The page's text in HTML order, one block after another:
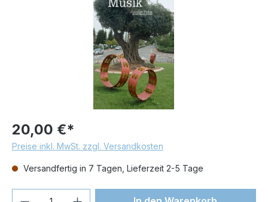
20,00 €*
Preise inkl. MwSt. zzgl. Versandkosten
Versandfertig in 7 Tagen, Lieferzeit 2-5 Tage
Produkt Anzahl: Gib den